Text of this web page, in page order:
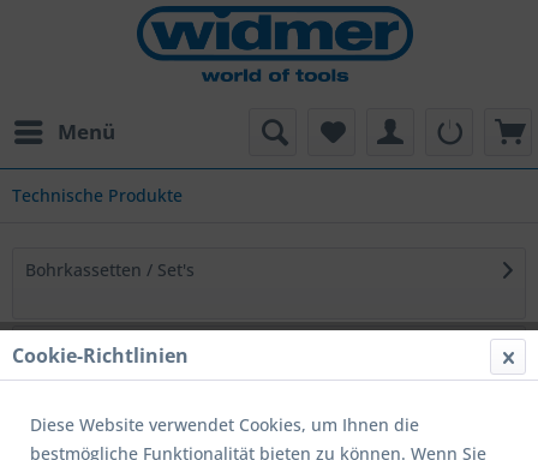
Menü
Technische Produkte
Bohrkassetten / Set's
Ruko ULTIMATECUT
Stufenbohrer HSS Ruko
Cookie-Richtlinien
Diese Website verwendet Cookies, um Ihnen die
bestmögliche Funktionalität bieten zu können. Wenn Sie